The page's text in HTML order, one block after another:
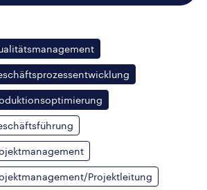
Projektleitung